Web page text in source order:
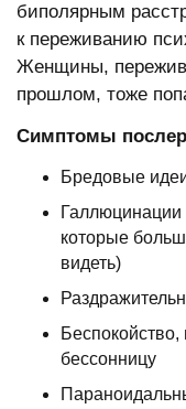
биполярным
к переживанию
Женщины,
прошлом, тоже
Симптомы
Бредовые
которые
видеть)
Беспокойство,
бессонницу